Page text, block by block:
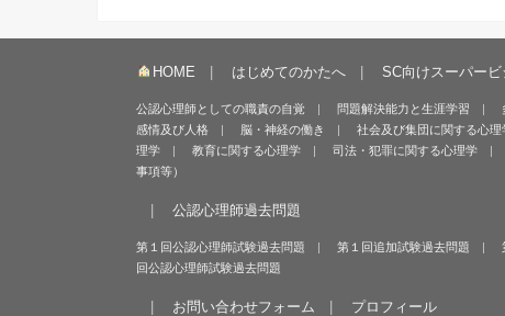
HOME はじめてのかたへ SC向けスーパービ
公認心理師としての職責の自覚 問題解決能力と生涯学習
感情及び人格
脳・神経の働き 社会及び集団に関する心理
理学
教育に関する心理学 司法・犯罪に関する心理学
事項等）
公認心理師過去問題
第１回公認心理師試験過去問題 第１回追加試験過去問題
回公認心理師試験過去問題
お問い合わせフォーム プロフィール